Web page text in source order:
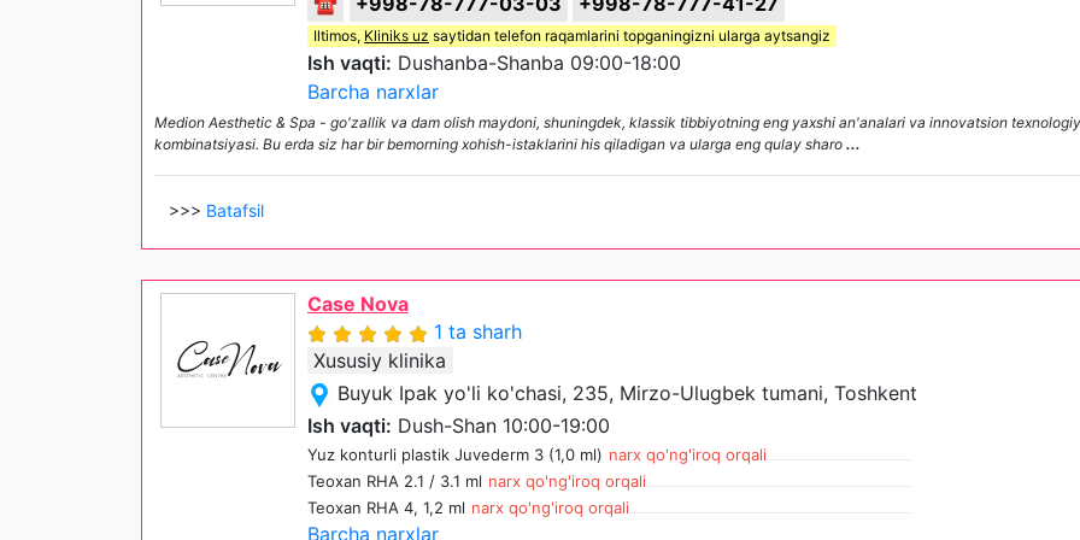
Iltimos, Kliniks uz saytidan telefon raqamlarini topganingizni ularga aytsangiz
Ish vaqti: Dushanba-Shanba 09:00-18:00
Barcha narxlar
Medion Aesthetic & Spa - go'zallik va dam olish maydoni, shuningdek, klassik tibbiyotning eng yaxshi an'analari va innovatsion
kombinatsiyasi. Bu erda siz har bir bemorning xohish-istaklarini his qiladigan va ularga eng qulay sharo ...
>>> Batafsil
Case Nova
1 ta sharh
Xususiy klinika
Buyuk Ipak yo'li ko'chasi, 235, Mirzo-Ulugbek tumani, Toshkent
Ish vaqti: Dush-Shan 10:00-19:00
Yuz konturli plastik Juvederm 3 (1,0 ml) narx qo'ng'iroq orqali
Teoxan RHA 2.1 / 3.1 ml narx qo'ng'iroq orqali
Teoxan RHA 4, 1,2 ml narx qo'ng'iroq orqali
Barcha narxlar